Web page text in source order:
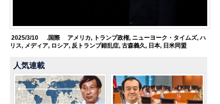
2025/3/10 .国際 アメリカ, トランプ政権, ニューヨーク・タイムズ, ハ
リス, メディア, ロシア, 反トランプ錯乱症,古森義久, 日本, 日米同盟
人気連載